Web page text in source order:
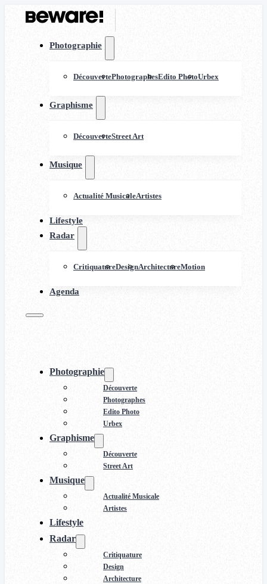
Photographie
DécouvertePhotographesEdito PhotoUrbex
Graphisme
DécouverteStreet Art
Musique
Actualité MusicaleArtistes
Lifestyle
Radar
CritiquatureDesignArchitectureMotion
Agenda
Photographie
Découverte
Photographes
Edito Photo
Urbex
Graphisme
Découverte
Street Art
Musique
Actualité Musicale
Artistes
Lifestyle
Radar
Critiquature
Design
Architecture